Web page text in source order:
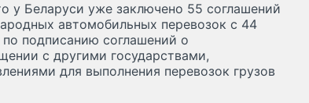
у Беларуси уже заключено 55 соглашений
автомобильных перевозок с 44
подписанию соглашений о
с другими государствами,
для выполнения перевозок грузов